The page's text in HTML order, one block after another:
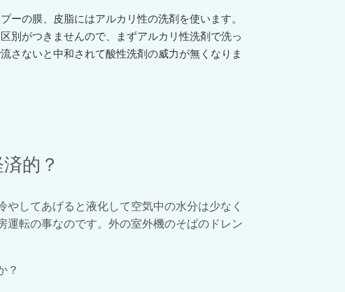
ーの膜、皮脂にはアルカリ性の洗剤を使います。
別がつきませんので、まずアルカリ性洗剤で洗っ
さないと中和されて酸性洗剤の威力が無くなりま
的？
してあげると液化して空気中の水分は少なく
運転の事なのです。外の室外機のそばのドレン
？